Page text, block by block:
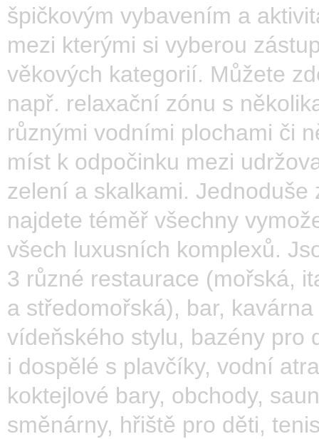
špičkovým vybavením a
mezi kterými si vyberou
věkových kategorií. Můžete
např. relaxační zónu s
různými vodními plochami či
míst k odpočinku mezi
zelení a skalkami. Jednoduše
najdete téměř všechny
všech luxusních komplexů.
3 různé restaurace (mořská,
a středomořská), bar, kavárna
vídeňského stylu, bazény pro
i dospělé s plavčíky, vodní
koktejlové bary, obchody,
směnárny, hřiště pro děti,